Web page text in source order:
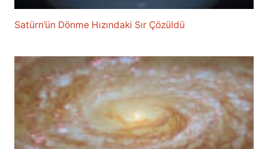
Satürn’ün Dönme Hızındaki Sır Çözüldü